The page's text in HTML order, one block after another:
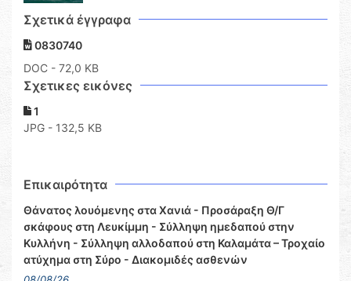
Σχετικά έγγραφα
0830740
DOC - 72,0 KB
Σχετικες εικόνες
1
JPG - 132,5 KB
Επικαιρότητα
Θάνατος λουόμενης στα Χανιά - Προσάραξη Θ/Γ
σκάφους στη Λευκίμμη - Σύλληψη ημεδαπού στην
Κυλλήνη - Σύλληψη αλλοδαπού στη Καλαμάτα – Τροχαίο
ατύχημα στη Σύρο - Διακομιδές ασθενών